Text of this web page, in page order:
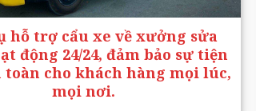
hỗ trợ cẩu xe về xưởng sửa
động 24/24, đảm bảo sự tiện
toàn cho khách hàng mọi lúc,
mọi nơi.